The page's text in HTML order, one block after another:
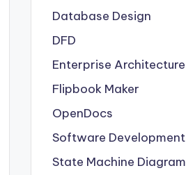
Database Design
DFD
Enterprise Architecture
Flipbook Maker
OpenDocs
Software Development
State Machine Diagram